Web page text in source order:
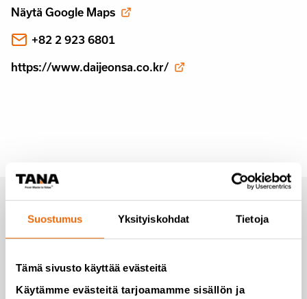
Suostumus Yksityiskohdat Tietoja
Tämä sivusto käyttää evästeitä
Käytämme evästeitä tarjoamamme sisällön ja
Näytä Google Maps
+82 2 923 6801
https://www.daijeonsa.co.kr/
Tilaa uutiset Tanalta
Emme roskaa, edes postitse.